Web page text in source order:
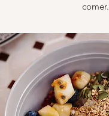
comer.